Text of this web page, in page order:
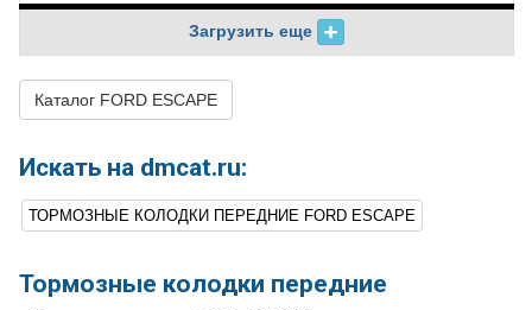
Загрузить еще
Каталог FORD ESCAPE
Искать на dmcat.ru:
ТОРМОЗНЫЕ КОЛОДКИ ПЕРЕДНИЕ FORD ESCAPE
Тормозные колодки передние